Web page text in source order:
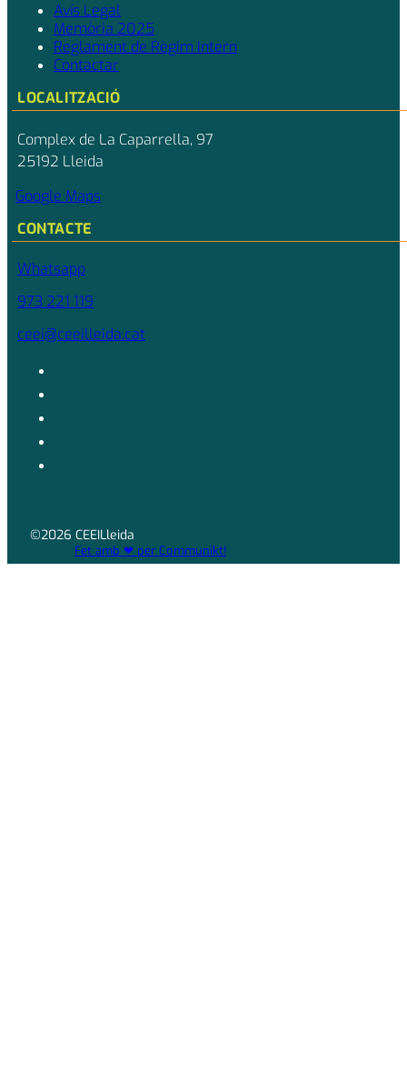
Avís Legal
Memòria 2025
Reglament de Règim Intern
Contactar
LOCALITZACIÓ
Complex de La Caparrella, 97
25192 Lleida
Google Maps
CONTACTE
Whatsapp
973 221 119
ceei@ceeilleida.cat
©2026 CEEILleida
Fet amb ❤ per Communikt!